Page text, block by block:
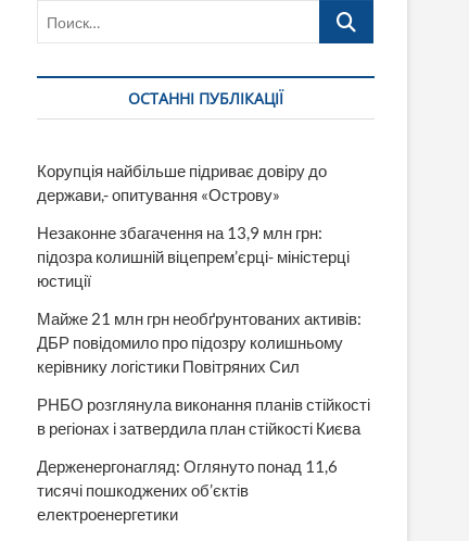
Поиск…
ОСТАННІ ПУБЛІКАЦІЇ
Корупція найбільше підриває довіру до
держави,- опитування «Острову»
Незаконне збагачення на 13,9 млн грн:
підозра колишній віцепрем’єрці- міністерці
юстиції
Майже 21 млн грн необґрунтованих активів:
ДБР повідомило про підозру колишньому
керівнику логістики Повітряних Сил
РНБО розглянула виконання планів стійкості
в регіонах і затвердила план стійкості Києва
Держенергонагляд: Оглянуто понад 11,6
тисячі пошкоджених об’єктів
електроенергетики